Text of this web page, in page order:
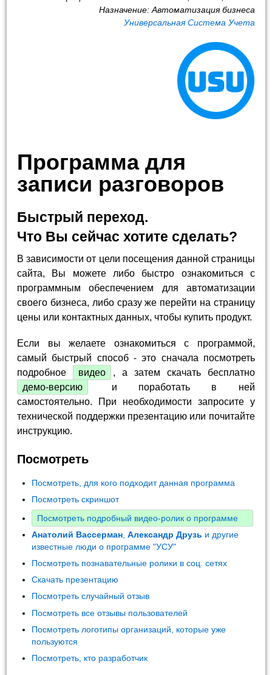
Назначение: Автоматизация бизнеса
Универсальная Система Учета
Программа для
записи разговоров
Быстрый переход.
Что Вы сейчас хотите сделать?
В зависимости от цели посещения данной страницы
сайта, Вы можете либо быстро ознакомиться с
программным обеспечением для автоматизации
своего бизнеса, либо сразу же перейти на страницу
цены или контактных данных, чтобы купить продукт.
Если вы желаете ознакомиться с программой,
самый быстрый способ - это сначала посмотреть
подробное
видео
, а затем скачать бесплатно
демо-версию
и поработать в ней
самостоятельно. При необходимости запросите у
технической поддержки презентацию или почитайте
инструкцию.
Посмотреть
Посмотреть, для кого подходит данная программа
Посмотреть скриншот
Посмотреть подробный видео-ролик о программе
Анатолий Вассерман ,Александр Друзь и другие
известные люди о программе "УСУ"
Посмотреть познавательные ролики в соц. сетях
Скачать презентацию
Посмотреть случайный отзыв
Посмотреть все отзывы пользователей
Посмотреть логотипы организаций, которые уже
пользуются
Посмотреть, кто разработчик